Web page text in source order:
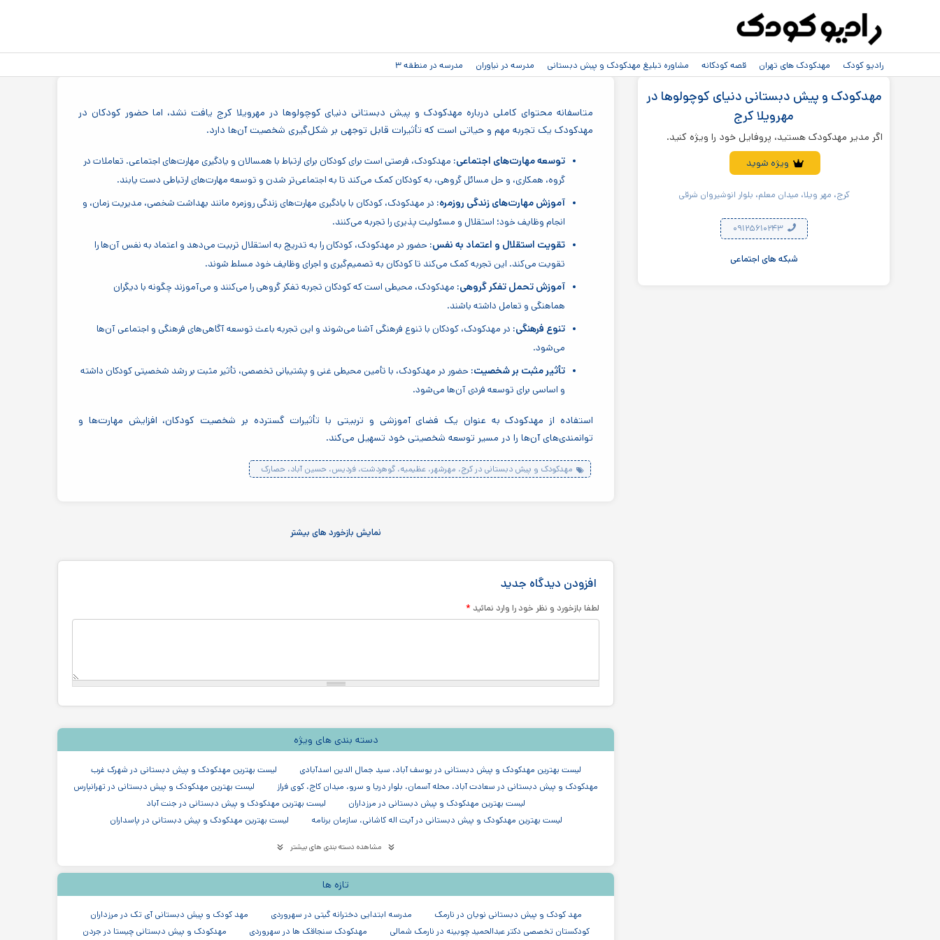
رادیو کودک مهدکودک های تهران قصه کودکانه مشاوره تبلیغ مهدکودک و پیش دبستانی مدرسه در نیاوران مدرسه در منطقه ۳
مهدکودک و پیش دبستانی دنیای کوچولوها در
مهرویلا کرج
اگر مدیر مهدکودک هستید، پروفایل خود را ویژه کنید.
ویژه شوید
کرج، مهر ویلا، میدان معلم، بلوار انوشیروان شرقی
شبکه های اجتماعی
متاسفانه محتوای کاملی درباره مهدکودک و پیش دبستانی دنیای کوچولوها در مهرویلا کرج یافت نشد، اما حضور کودکان در
مهدکودک یک تجربه مهم و حیاتی است که تأثیرات قابل توجهی بر شکل‌گیری شخصیت آن‌ها دارد.
توسعه مهارت‌های اجتماعی: مهدکودک، فرصتی است برای کودکان برای ارتباط با همسالان و یادگیری مهارت‌های اجتماعی. تعاملات در
گروه، همکاری، و حل مسائل گروهی، به کودکان کمک می‌کند تا به اجتماعی‌تر شدن و توسعه مهارت‌های ارتباطی دست یابند.
آموزش مهارت‌های زندگی روزمره: در مهدکودک، کودکان با یادگیری مهارت‌های زندگی روزمره مانند بهداشت شخصی، مدیریت زمان، و
انجام وظایف خود؛ استقلال و مسئولیت پذیری را تجربه می‌کنند.
تقویت استقلال و اعتماد به نفس: حضور در مهدکودک، کودکان را به تدریج به استقلال تربیت می‌دهد و اعتماد به نفس آن‌ها را
تقویت می‌کند. این تجربه کمک می‌کند تا کودکان به تصمیم‌گیری و اجرای وظایف خود مسلط شوند.
آموزش تحمل تفکر گروهی: مهدکودک، محیطی است که کودکان تجربه تفکر گروهی را می‌کنند و می‌آموزند چگونه با دیگران
هماهنگی و تعامل داشته باشند.
تنوع فرهنگی: در مهدکودک، کودکان با تنوع فرهنگی آشنا می‌شوند و این تجربه باعث توسعه آگاهی‌های فرهنگی و اجتماعی آن‌ها
می‌شود.
تأثیر مثبت بر شخصیت: حضور در مهدکودک، با تأمین محیطی غنی و پشتیبانی تخصصی، تأثیر مثبت بر رشد شخصیتی کودکان داشته
و اساسی برای توسعه فردی آن‌ها می‌شود.
استفاده از مهدکودک به عنوان یک فضای آموزشی و تربیتی با تأثیرات گسترده بر شخصیت کودکان، افزایش مهارت‌ها و
توانمندی‌های آن‌ها را در مسیر توسعه شخصیتی خود تسهیل می‌کند.
مهدکودک و پیش دبستانی در کرج، مهرشهر، عظیمیه، گوهردشت، فردیس، حسین آباد، حصارک
نمایش بازخورد های بیشتر
افزودن دیدگاه جدید
لطفا بازخورد و نظر خود را وارد نمائید *
دسته بندی های ویژه
لیست بهترین مهدکودک و پیش دبستانی در یوسف آباد، سید جمال الدین اسدآبادی
لیست بهترین مهدکودک و پیش دبستانی در شهرک غرب
مهدکودک و پیش دبستانی در سعادت آباد، محله آسمان، بلوار دریا و سرو، میدان کاج، کوی فراز
لیست بهترین مهدکودک و پیش دبستانی در تهرانپارس
لیست بهترین مهدکودک و پیش دبستانی در مرزداران
لیست بهترین مهدکودک و پیش دبستانی در جنت آباد
لیست بهترین مهدکودک و پیش دبستانی در آیت اله کاشانی، سازمان برنامه
لیست بهترین مهدکودک و پیش دبستانی در پاسداران
لیست بهترین مهدکودک و پیش دبستانی در نیاوران
لیست بهترین مهدکودک و پیش دبستانی در خیابان دولت در شریعتی
لیست بهترین مهدکودک و پیش دبستانی در شیخ بهایی
لیست بهترین مهدکودک و پیش دبستانی در جردن، بلوار آفریقا، نلسون ماندلا
مدرسه دولتی در پاسداران تهران
مشاهده دسته بندی های بیشتر
تازه ها
مهد کودک و پیش دبستانی نویان در نارمک مدرسه ابتدایی دخترانه گیتی در سهروردی
مهد کودک و پیش دبستانی آی تک در مرزداران
کودکستان تخصصی دکتر عبدالحمید چوبینه در نارمک شمالی
مهدکودک سنجاقک ها در سهروردی
مهدکودک و پیش دبستانی چیستا در جردن